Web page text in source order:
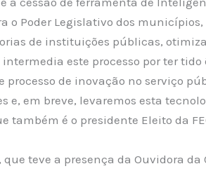
o Poder Legislativo dos
de instituições públicas,
intermedia este processo por ter
processo de inovação no serviço
e, em breve, levaremos esta
também é o presidente Eleito da
que teve a presença da Ouvidora